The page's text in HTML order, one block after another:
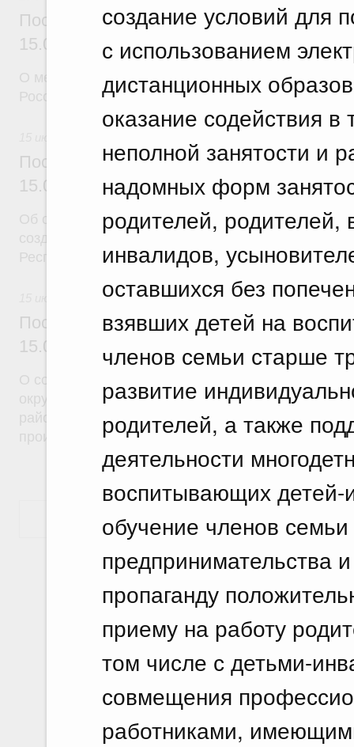
создание условий для
с использованием
дистанционных
оказание содействия в
неполной занятости и
надомных форм
родителей,
инвалидов,
оставшихся без
взявших детей на
членов семьи старше
развитие
родителей, а также
деятельности
воспитывающих детей-
обучение членов
предпринимательства
пропаганду
приему на работу
том числе с детьми-
совмещения
работниками,
Постановление Правительства
15.07.2026 г. № 888
О мерах по реализации некоторых решений
Российской Федерации
Постановление Правительства
15.07.2026 г. № 890
Об особой экономической зоне промышленно-
созданной на территории Заинского
Республики Татарстан
Постановление Правительства
15.07.2026 г. № 891
округ город Саяногорск Республики Хакасия и
район Республики Хакасия особой
производственного типа
Показать еще